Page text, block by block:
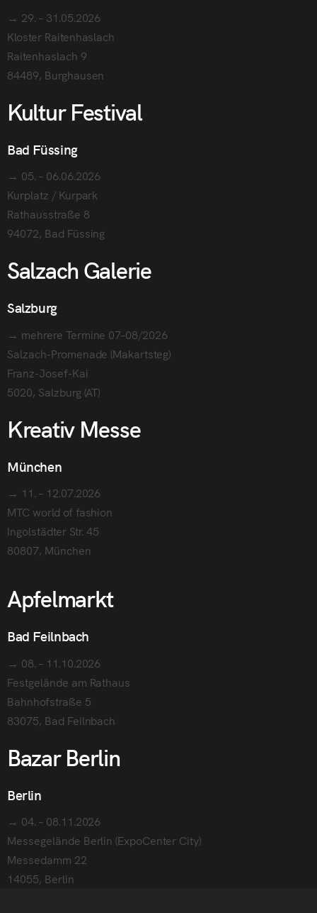
→ 29. – 31.05.2026
Kloster Raitenhaslach
Raitenhaslach 9
84489, Burghausen
Kultur Festival
Bad Füssing
→ 05. – 06.06.2026
Kurplatz / Kurpark
Rathausstraße 8
94072, Bad Füssing
Salzach Galerie
Salzburg
→ mehrere Termine 07–08/2026
Salzach-Promenade (Makartsteg)
Franz-Josef-Kai
5020, Salzburg (AT)
Kreativ Messe
München
→ 11. – 12.07.2026
MTC world of fashion
Ingolstädter Str. 45
80807, München
Apfelmarkt
Bad Feilnbach
→ 08. – 11.10.2026
Festgelände am Rathaus
Bahnhofstraße 5
83075, Bad Feilnbach
Bazar Berlin
Berlin
→ 04. – 08.11.2026
Messegelände Berlin (ExpoCenter City)
Messedamm 22
14055, Berlin